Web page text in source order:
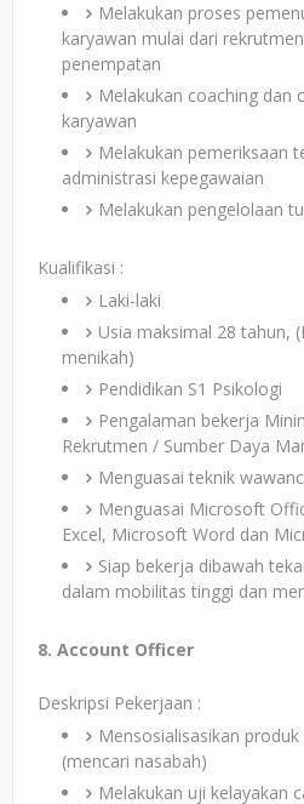
Melakukan proses
karyawan mulai dari
penempatan
Melakukan coaching dan
karyawan
Melakukan pemeriksaan
administrasi kepegawaian
Melakukan pengelolaan
Kualifikasi :
Laki-laki
Usia maksimal 28 tahun,
menikah)
Pendidikan S1 Psikologi
Pengalaman bekerja
Rekrutmen / Sumber Daya
Menguasai teknik
Menguasai Microsoft
Excel, Microsoft Word dan
Siap bekerja dibawah
dalam mobilitas tinggi dan
8. Account Officer
Deskripsi Pekerjaan :
Mensosialisasikan
(mencari nasabah)
Melakukan uji kelayakan